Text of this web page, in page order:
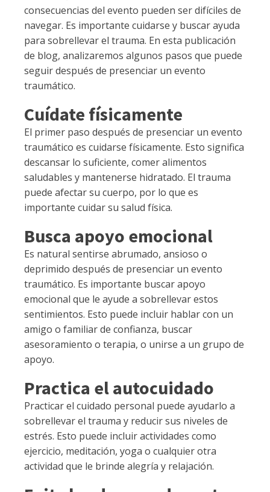
consecuencias del evento pueden ser difíciles de
navegar. Es importante cuidarse y buscar ayuda
para sobrellevar el trauma. En esta publicación
de blog, analizaremos algunos pasos que puede
seguir después de presenciar un evento
traumático.
Cuídate físicamente
El primer paso después de presenciar un evento
traumático es cuidarse físicamente. Esto significa
descansar lo suficiente, comer alimentos
saludables y mantenerse hidratado. El trauma
puede afectar su cuerpo, por lo que es
importante cuidar su salud física.
Busca apoyo emocional
Es natural sentirse abrumado, ansioso o
deprimido después de presenciar un evento
traumático. Es importante buscar apoyo
emocional que le ayude a sobrellevar estos
sentimientos. Esto puede incluir hablar con un
amigo o familiar de confianza, buscar
asesoramiento o terapia, o unirse a un grupo de
apoyo.
Practica el autocuidado
Practicar el cuidado personal puede ayudarlo a
sobrellevar el trauma y reducir sus niveles de
estrés. Esto puede incluir actividades como
ejercicio, meditación, yoga o cualquier otra
actividad que le brinde alegría y relajación.